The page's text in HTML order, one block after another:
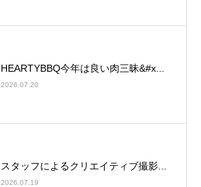
HEARTYBBQ今年は良い肉三昧&#x...
2026.07.20
スタッフによるクリエイティブ撮影...
2026.07.19